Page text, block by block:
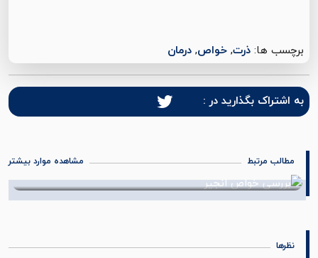
برچسب ها:ذرت,خواص,درمان
به اشتراک بگذارید در :
مطالب مرتبط مشاهده موارد بیشتر
نظرها